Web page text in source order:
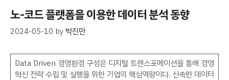
노-코드 플랫폼을 이용한 데이터 분석 동향
2024-05-10 by 박진만
Data Driven 경영환경 구성은 디지털 트랜스포메이션을 통해 경영
혁신 전략 수립 및 실행을 위한 기업의 핵심역량이다. 신속한 데이터